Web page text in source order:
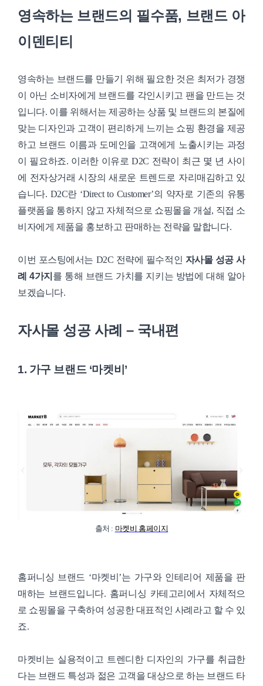
영속하는 브랜드의 필수품, 브랜드 아
이덴티티
영속하는 브랜드를 만들기 위해 필요한 것은 최저가 경쟁
이 아닌 소비자에게 브랜드를 각인시키고 팬을 만드는 것
입니다. 이를 위해서는 제공하는 상품 및 브랜드의 본질에
맞는 디자인과 고객이 편리하게 느끼는 쇼핑 환경을 제공
하고 브랜드 이름과 도메인을 고객에게 노출시키는 과정
이 필요하죠. 이러한 이유로 D2C 전략이 최근 몇 년 사이
에 전자상거래 시장의 새로운 트렌드로 자리매김하고 있
습니다. D2C란 ‘Direct to Customer’의 약자로 기존의 유통
플랫폼을 통하지 않고 자체적으로 쇼핑몰을 개설, 직접 소
비자에게 제품을 홍보하고 판매하는 전략을 말합니다.
이번 포스팅에서는 D2C 전략에 필수적인 자사몰 성공 사
례 4가지 를 통해 브랜드 가치를 지키는 방법에 대해 알아
보겠습니다.
자사몰 성공 사례 – 국내편
1. 가구 브랜드 ‘마켓비’
출처 : 마켓비 홈페이지
홈퍼니싱 브랜드 ‘마켓비’는 가구와 인테리어 제품을 판
매하는 브랜드입니다. 홈퍼니싱 카테고리에서 자체적으
로 쇼핑몰을 구축하여 성공한 대표적인 사례라고 할 수 있
죠.
마켓비는 실용적이고 트렌디한 디자인의 가구를 취급한
다는 브랜드 특성과 젊은 고객을 대상으로 하는 브랜드 타